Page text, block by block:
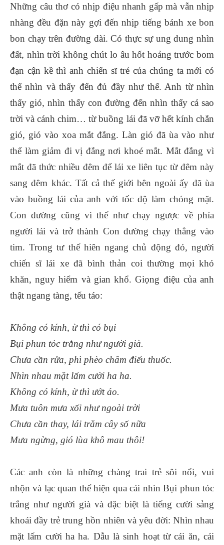
Những câu thơ có nhịp điệu nhanh gấp mà vẫn nhịp
nhàng đều đặn này gợi đến nhịp tiếng bánh xe bon
bon chạy trên đường dài. Có thực sự ung dung nhìn
đất, nhìn trời không chút lo âu hốt hoảng trước bom
đạn cận kề thì anh chiến sĩ trẻ của chúng ta mới có
thể nhìn và thấy đến đủ đầy như thế. Anh từ nhìn
thấy gió, nhìn thấy con đường đến nhìn thấy cả sao
trời và cánh chim… từ buồng lái đã vỡ hết kính chắn
gió, gió vào xoa mắt đắng. Làn gió đã ùa vào như
thể làm giảm đi vị đắng nơi khoé mắt. Mắt đắng vì
mắt đã thức nhiều đêm để lái xe liên tục từ đêm này
sang đêm khác. Tất cả thế giới bên ngoài ấy đã ùa
vào buồng lái của anh với tốc độ làm chóng mặt.
Con đường cũng vì thế như chạy ngược về phía
người lái và trở thành Con đường chạy thẳng vào
tim. Trong tư thế hiên ngang chủ động đó, người
chiến sĩ lái xe đã bình thản coi thường mọi khó
khăn, nguy hiểm và gian khổ. Giọng điệu của anh
thật ngang tàng, tếu táo:
Không có kính, ừ thì có bụi
Bụi phun tóc trắng như người già.
Chưa cần rửa, phì phèo châm điếu thuốc.
Nhìn nhau mặt lấm cười ha ha.
Không có kính, ừ thì ướt áo.
Mưa tuôn mưa xối như ngoài trời
Chưa cần thay, lái trăm cây số nữa
Mưa ngừng, gió lùa khô mau thôi!
Các anh còn là những chàng trai trẻ sôi nổi, vui
nhộn và lạc quan thể hiện qua cái nhìn Bụi phun tóc
trắng như người già và đặc biệt là tiếng cười sảng
khoái đầy trẻ trung hồn nhiên và yêu đời: Nhìn nhau
mặt lấm cười ha ha. Dẫu là sinh hoạt từ cái ăn, cái